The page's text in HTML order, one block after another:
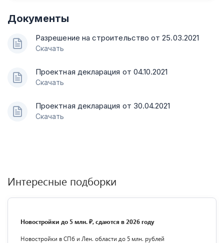
Документы
Разрешение на строительство от 25.03.2021
Скачать
Проектная декларация от 04.10.2021
Скачать
Проектная декларация от 30.04.2021
Скачать
Интересные подборки
Новостройки до 5 млн. ₽, сдаются в 2026 году
Новостройки в СПб и Лен. области до 5 млн. рублей